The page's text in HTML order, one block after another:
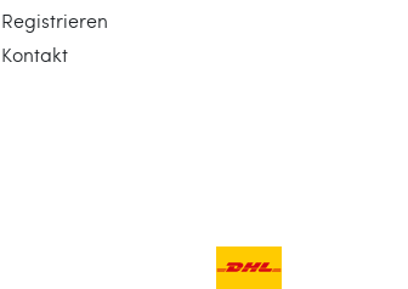
Registrieren
Kontakt